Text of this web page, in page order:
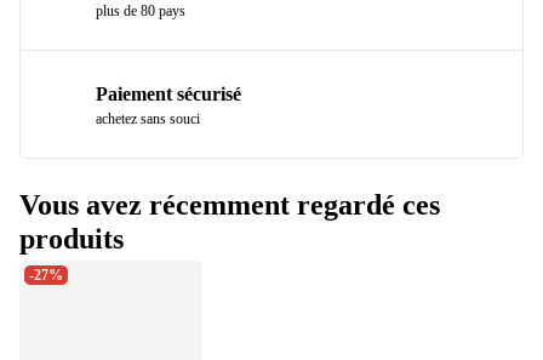
plus de 80 pays
Paiement sécurisé
achetez sans souci
Vous avez récemment regardé ces
produits
-27%